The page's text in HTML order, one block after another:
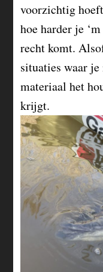
voorzichtig
hoe harder je
recht komt.
situaties waar
materiaal het
krijgt.